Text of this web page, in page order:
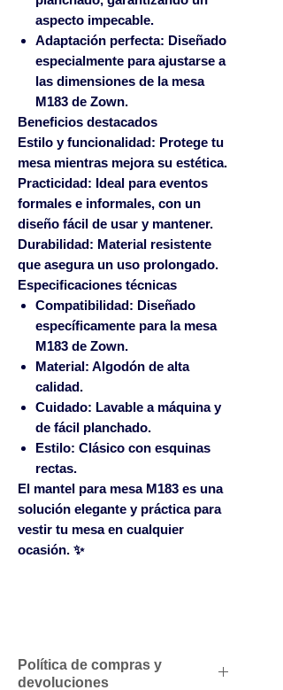
aspecto impecable.
Adaptación perfecta: Diseñado
especialmente para ajustarse a
las dimensiones de la mesa
M183 de Zown.
Beneficios destacados
Estilo y funcionalidad: Protege tu
mesa mientras mejora su estética.
Practicidad: Ideal para eventos
formales e informales, con un
diseño fácil de usar y mantener.
Durabilidad: Material resistente
que asegura un uso prolongado.
Especificaciones técnicas
Compatibilidad: Diseñado
específicamente para la mesa
M183 de Zown.
Material: Algodón de alta
calidad.
Cuidado: Lavable a máquina y
de fácil planchado.
Estilo: Clásico con esquinas
rectas.
El mantel para mesa M183 es una
solución elegante y práctica para
vestir tu mesa en cualquier
ocasión. ✨
Política de compras y
devoluciones